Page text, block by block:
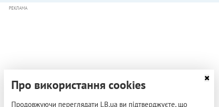
РЕКЛАМА
Про використання cookies
Продовжуючи переглядати LB.ua ви підтверджуєте, що